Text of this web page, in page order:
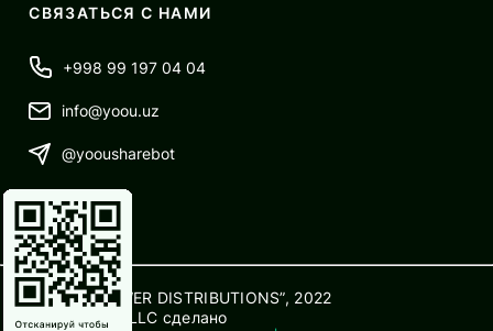
СВЯЗАТЬСЯ С НАМИ
+998 99 197 04 04
info@yoou.uz
@yoousharebot
© OOO “POWER DISTRIBUTIONS”, 2022
EverbestLab LLC сделано